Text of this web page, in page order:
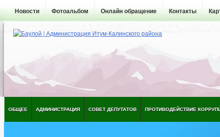
Новости Фотоальбом Онлайн обращение Контакты
ОБЩЕЕ АДМИНИСТРАЦИЯ СОВЕТ ДЕПУТАТОВ ПРОТИВОДЕЙСТВИЕ